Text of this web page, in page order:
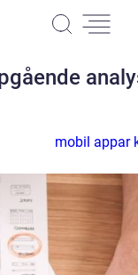
mobil appar